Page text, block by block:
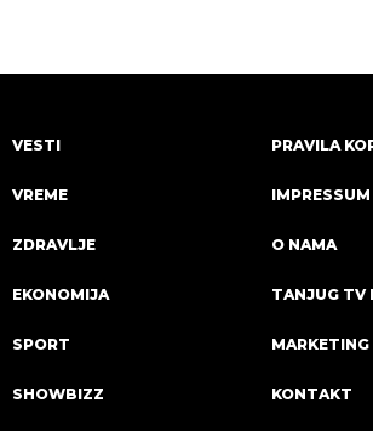
VESTI
VREME
ZDRAVLJE
EKONOMIJA
SPORT
SHOWBIZZ
PRAVILA
IMPRESSUM
O NAMA
TANJUG TV
MARKETING
KONTAKT